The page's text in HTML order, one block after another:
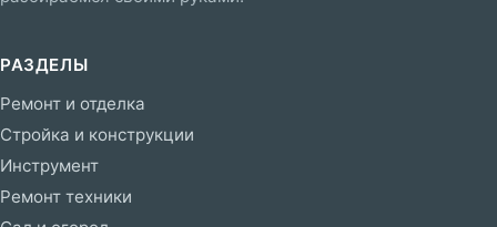
РАЗДЕЛЫ
Ремонт и отделка
Стройка и конструкции
Инструмент
Ремонт техники